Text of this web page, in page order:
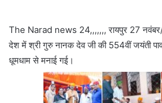
The Narad news 24,,,,,,, रायपुर 27 नवंबर//
देश में श्री गुरु नानक देव जी की 554वीं जयंती
धूमधाम से मनाई गई।